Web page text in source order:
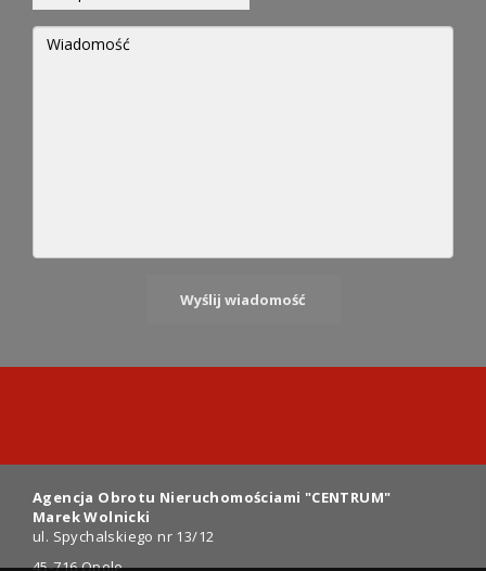
Agencja Obrotu Nieruchomościami "CENTRUM"
Marek Wolnicki
ul. Spychalskiego nr 13/12
45-716 Opole